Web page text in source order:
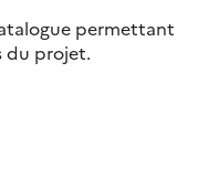
permettant
du projet.